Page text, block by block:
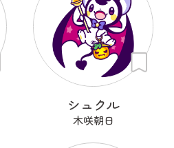
シュクル
木咲朝日